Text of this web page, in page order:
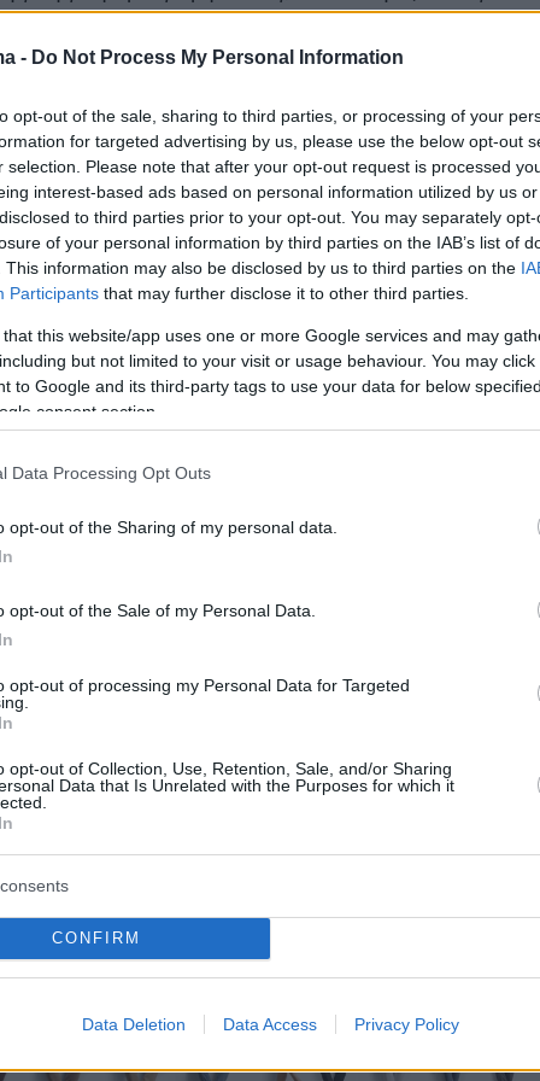
- Do Not Process My Personal Information
opt-out of the sale, sharing to third parties, or processing of your
for targeted advertising by us, please use the below opt-out
selection. Please note that after your opt-out request is processed
interest-based ads based on personal information utilized by us
to third parties prior to your opt-out. You may separately
of your personal information by third parties on the IAB’s list of
This information may also be disclosed by us to third parties on the
Participants that may further disclose it to other third parties.
that this website/app uses one or more Google services and may
but not limited to your visit or usage behaviour. You may
to Google and its third-party tags to use your data for below
consent section.
Data Processing Opt Outs
opt-out of the Sharing of my personal data.
opt-out of the Sale of my Personal Data.
opt-out of processing my Personal Data for Targeted
opt-out of Collection, Use, Retention, Sale, and/or Sharing
Data that Is Unrelated with the Purposes for which it
CONFIRM
Data Deletion Data Access Privacy Policy
το λεγόμενο «brain drain». Κατά τον
εργαζομένων, δεν αποτελεί ένδειξη
κουλτούρας απέναντι στη δουλειά, αλλά
αγοράς εργασίας που έχει μετατραπεί σε
πόρτα», όπου «μία θέση εργασίας δεν
ικανή να εξασφαλίσει σταθερότητα».
εκτιμά ότι οι Millennials, παρότι κουβαλούν
οικονομικής κρίσης, έχουν πλέον εισέλθει
κανονικότητα», προσαρμοζόμενοι
νέα πραγματικότητα. Ωστόσο, θεωρεί ότι «η
». Ο κ. Δασκαλάκης είναι ακόμη πιο
υποστηρίζοντας ότι οι γεννημένοι
και 2012 «βρίσκονται στη χειρότερη θέση».
μέσα σε περιβάλλον αυξημένης
υψηλού κόστους ζωής και περιορισμένων
Ο κ. Πετράκης δίνει έμφαση στην
λόγω της μεταβολής της τεχνολογίας»,
ότι «πολλοί νέοι δυσκολεύονται να